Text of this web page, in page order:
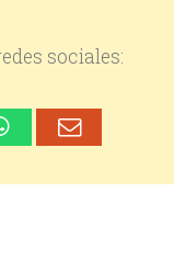
sociales: